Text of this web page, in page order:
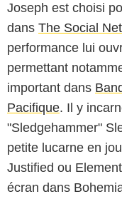
Joseph est choisi
dans The Social
performance lui
permettant
important dans
Pacifique. Il y
"Sledgehammer"
petite lucarne en
Justified ou
écran dans